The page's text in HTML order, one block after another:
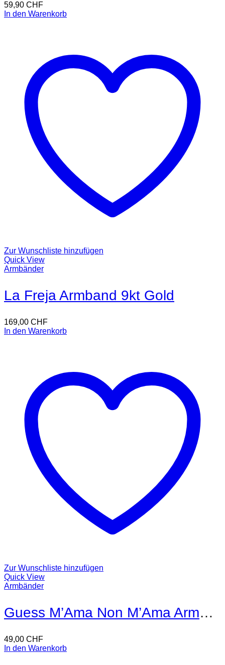
59,90 CHF
In den Warenkorb
Zur Wunschliste hinzufügen
Quick View
Armbänder
La Freja Armband 9kt Gold
169,00 CHF
In den Warenkorb
Zur Wunschliste hinzufügen
Quick View
Armbänder
Guess M’Ama Non M’Ama Armband
49,00 CHF
In den Warenkorb